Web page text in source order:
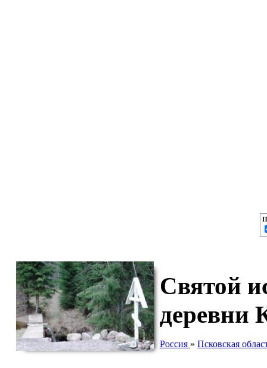
Святой
деревни
Россия » Псковская